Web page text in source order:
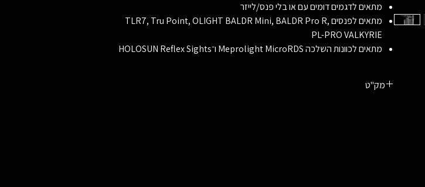
מתאים לדגמים דומים עם או בלי פנס/לייזר
מתאים לפנסים TLR7, Tru Point, OLIGHT BALDR Mini, BALDR Pro R,
PL-PRO VALKYRIE
מתאים לכוונות השלכה Meprolight MicroRDS ו־HOLOSUN Reflex Sights
מק"ט